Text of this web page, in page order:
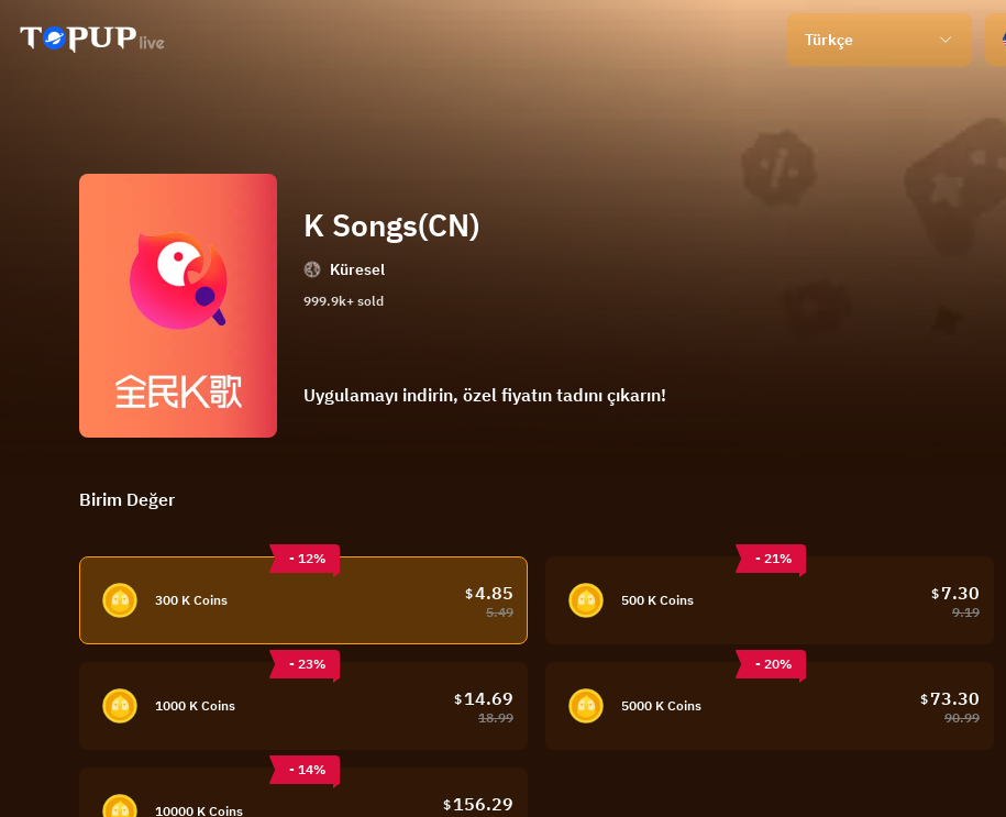
Türkçe
K Songs(CN)
Küresel
999.9k+ sold
Uygulamayı indirin, özel fiyatın tadını çıkarın!
Birim Değer
- 12%
300 K Coins $4.85
5.49
- 21%
500 K Coins $ 7.30
9.19
- 23%
1000 K Coins $ 14.69
18.99
- 20%
5000 K Coins $ 73.30
90.99
- 14%
10000 K Coins $ 156.29